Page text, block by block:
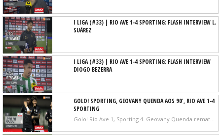
I LIGA (#33) | RIO AVE 1-4 SPORTING: FLASH INTERVIEW L.
SUÁREZ
I LIGA (#33) | RIO AVE 1-4 SPORTING: FLASH INTERVIEW
DIOGO BEZERRA
GOLO! SPORTING, GEOVANY QUENDA AOS 90', RIO AVE 1-4
SPORTING